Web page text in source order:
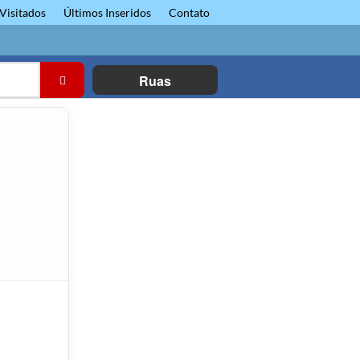
Últimos Inseridos Contato
Ruas